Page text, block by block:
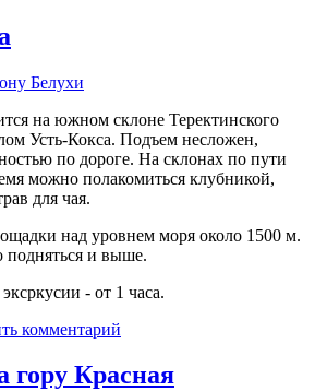
на южном склоне Теректинского
Усть-Кокса. Подъем несложен,
по дороге. На склонах по пути
можно полакомиться клубникой,
для чая.
над уровнем моря около 1500 м.
и выше.
- от 1 часа.
комментарий
гору Красная